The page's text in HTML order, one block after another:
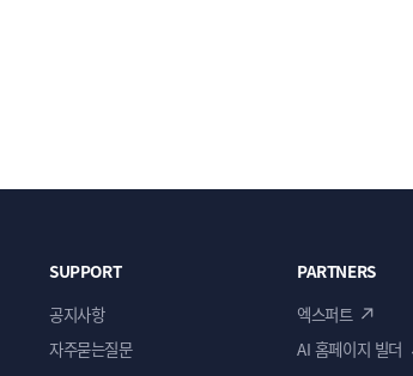
SUPPORT
공지사항
자주묻는질문
PARTNERS
엑스퍼트
AI 홈페이지 빌더